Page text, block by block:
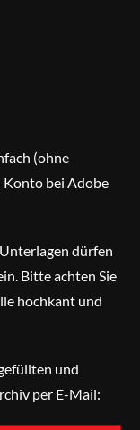
(ohne
Konto bei Adobe
dürfen
Bitte achten Sie
hochkant und
und
per E-Mail: